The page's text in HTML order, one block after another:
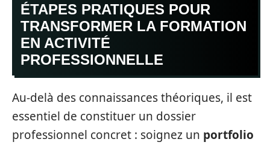
ÉTAPES PRATIQUES POUR
TRANSFORMER LA FORMATION
EN ACTIVITÉ
PROFESSIONNELLE
Au-delà des connaissances théoriques, il est
essentiel de constituer un dossier
professionnel concret : soignez un portfolio